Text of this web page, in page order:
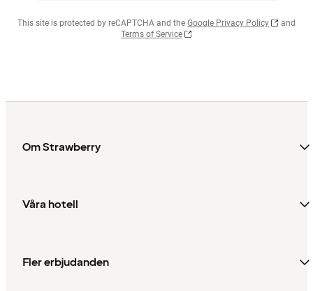
This site is protected by reCAPTCHA and the Google Privacy Policy
and
Terms of Service
Om Strawberry
Våra hotell
Fler erbjudanden